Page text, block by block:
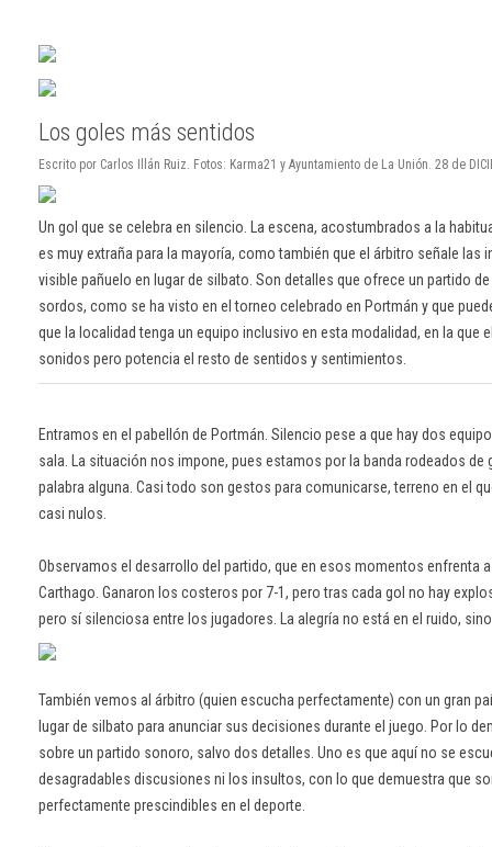
Los goles más sentidos
Escrito por Carlos Illán Ruiz. Fotos: Karma21 y Ayuntamiento de La Unión. 28 de
Un gol que se celebra en silencio. La escena, acostumbrados a la
es muy extraña para la mayoría, como también que el árbitro señale las
visible pañuelo en lugar de silbato. Son detalles que ofrece un partido
sordos, como se ha visto en el torneo celebrado en Portmán y que
que la localidad tenga un equipo inclusivo en esta modalidad, en la que
sonidos pero potencia el resto de sentidos y sentimientos.
Entramos en el pabellón de Portmán. Silencio pese a que hay dos
sala. La situación nos impone, pues estamos por la banda rodeados de
palabra alguna. Casi todo son gestos para comunicarse, terreno en el
casi nulos.
Observamos el desarrollo del partido, que en esos momentos enfrenta
Carthago. Ganaron los costeros por 7-1, pero tras cada gol no hay
pero sí silenciosa entre los jugadores. La alegría no está en el ruido,
También vemos al árbitro (quien escucha perfectamente) con un gran
lugar de silbato para anunciar sus decisiones durante el juego. Por lo
sobre un partido sonoro, salvo dos detalles. Uno es que aquí no se
desagradables discusiones ni los insultos, con lo que demuestra que
perfectamente prescindibles en el deporte.